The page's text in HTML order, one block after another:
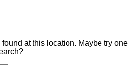
at this location. Maybe try one